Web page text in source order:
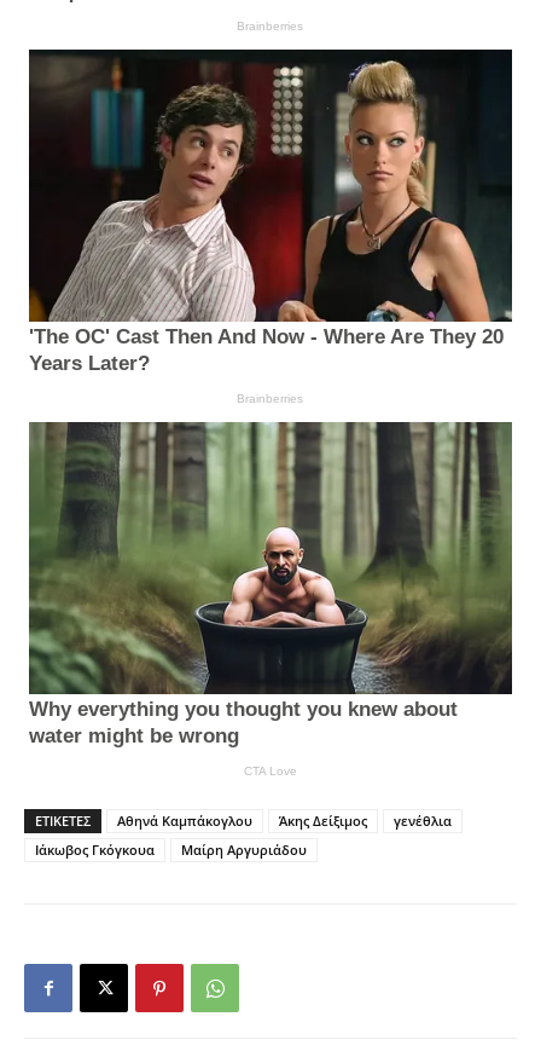
ΕΤΙΚΈΤΕΣ Αθηνά Καμπάκογλου Άκης Δείξιμος
γενέθλια
Ιάκωβος Γκόγκουα
Μαίρη Αργυριάδου